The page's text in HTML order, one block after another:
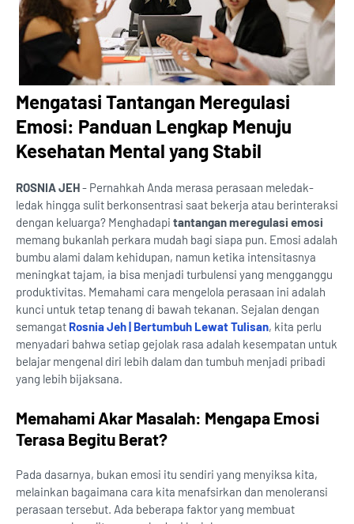
Mengatasi Tantangan Meregulasi
Emosi: Panduan Lengkap Menuju
Kesehatan Mental yang Stabil
ROSNIA JEH- Pernahkah Anda merasa perasaan meledak-
ledak hingga sulit berkonsentrasi saat bekerja atau berinteraksi
dengan keluarga? Menghadapi tantangan meregulasi emosi
memang bukanlah perkara mudah bagi siapa pun. Emosi adalah
bumbu alami dalam kehidupan, namun ketika intensitasnya
meningkat tajam, ia bisa menjadi turbulensi yang mengganggu
produktivitas. Memahami cara mengelola perasaan ini adalah
kunci untuk tetap tenang di bawah tekanan. Sejalan dengan
semangat Rosnia Jeh | Bertumbuh Lewat Tulisan, kita perlu
menyadari bahwa setiap gejolak rasa adalah kesempatan untuk
belajar mengenal diri lebih dalam dan tumbuh menjadi pribadi
yang lebih bijaksana.
Memahami Akar Masalah: Mengapa Emosi
Terasa Begitu Berat?
Pada dasarnya, bukan emosi itu sendiri yang menyiksa kita,
melainkan bagaimana cara kita menafsirkan dan menoleransi
perasaan tersebut. Ada beberapa faktor yang membuat